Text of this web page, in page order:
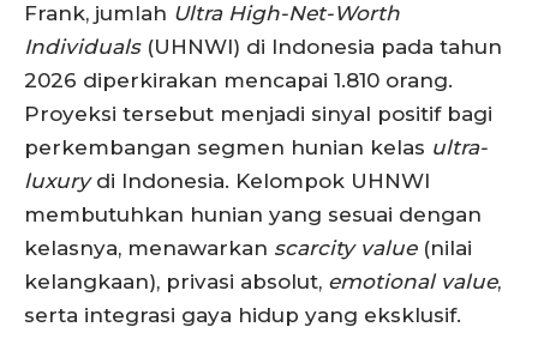
Frank, jumlah Ultra High-Net-Worth
Individuals(UHNWI) di Indonesia pada tahun
2026 diperkirakan mencapai 1.810 orang.
Proyeksi tersebut menjadi sinyal positif bagi
perkembangan segmen hunian kelas ultra-
luxurydi Indonesia. Kelompok UHNWI
membutuhkan hunian yang sesuai dengan
kelasnya, menawarkan scarcity value(nilai
kelangkaan), privasi absolut, emotional value,
serta integrasi gaya hidup yang eksklusif.